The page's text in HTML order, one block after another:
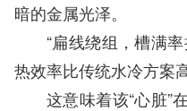
暗的金属光泽。
“扁线绕组，槽满
热效率比传统水冷方案
这意味着该“心脏”